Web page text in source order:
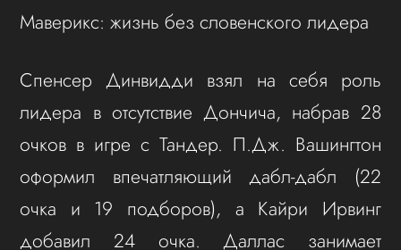
Маверикс: жизнь без словенского лидера
Спенсер Динвидди взял на себя роль
лидера в отсутствие Дончича, набрав 28
очков в игре с Тандер. П.Дж. Вашингтон
оформил впечатляющий дабл-дабл (22
очка и 19 подборов), а Кайри Ирвинг
добавил 24 очка. Даллас занимает